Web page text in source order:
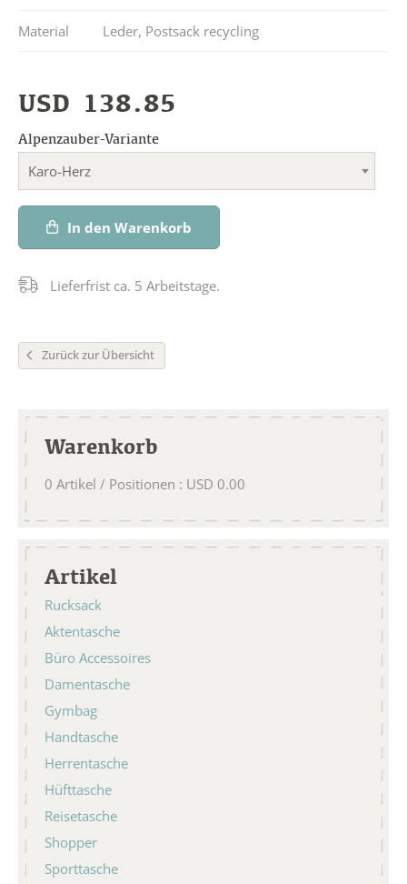
Material Leder, Postsack recycling
USD 138.85
Alpenzauber-Variante
Karo-Herz
In den Warenkorb
Lieferfrist ca. 5 Arbeitstage.
Zurück zur Übersicht
Warenkorb
0 Artikel / Positionen : USD 0.00
Artikel
Rucksack
Aktentasche
Büro Accessoires
Damentasche
Gymbag
Handtasche
Herrentasche
Hüfttasche
Reisetasche
Shopper
Sporttasche